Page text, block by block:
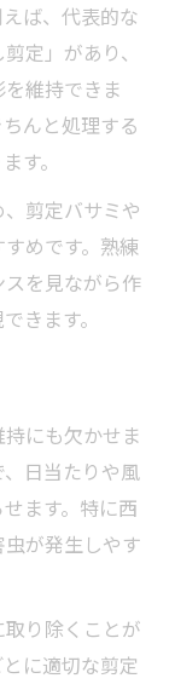
ば、代表的な
定」があり、
維持できま
んと処理する
す。
剪定バサミや
めです。熟練
を見ながら作
きます。
にも欠かせま
日当たりや風
ます。特に西
が発生しやす
り除くことが
に適切な剪定